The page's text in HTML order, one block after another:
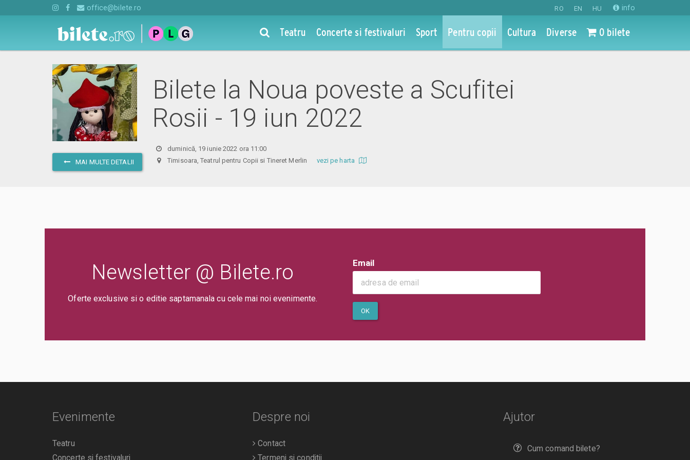
RO EN HU info
office@bilete.ro
Teatru Concerte si festivaluri Sport Pentru copii Cultura Diverse 0 bilete
MAI MULTE DETALII
Bilete la Noua poveste a Scufitei
Rosii - 19 iun 2022
duminică, 19 iunie 2022 ora 11:00
Timisoara, Teatrul pentru Copii si Tineret Merlin vezi pe harta
Newsletter @ Bilete.ro
Oferte exclusive si o editie saptamanala cu cele mai noi evenimente.
Email
OK
Ajutor
Cum comand bilete?
Evenimente
Teatru
Concerte si festivaluri
Despre noi
Contact
Termeni si conditii